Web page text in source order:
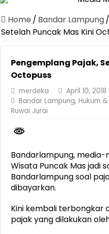
Dirut Jasa Raharja Dampingi
Pastikan Pelayanan Maksimal,
Jasa Raharja Jamin Seluruh
Gelar Audiensi, Jasa Raharja
Berkontribusi terhadap
Pemprov Lampung Dukung
Pengesahan Raperda APBD
Home / Bandar Lampung/
Setelah Puncak Mas Kini
Pengemplang Pajak,
Octopuss
merdeka
April 10, 2018
Bandar Lampung,Hukum
Ruwai Jurai
Bandarlampung,
Wisata Puncak Mas jadi
Bandarlampung soal
dibayarkan.
Kini kembali terbongkar
pajak yang dilakukan